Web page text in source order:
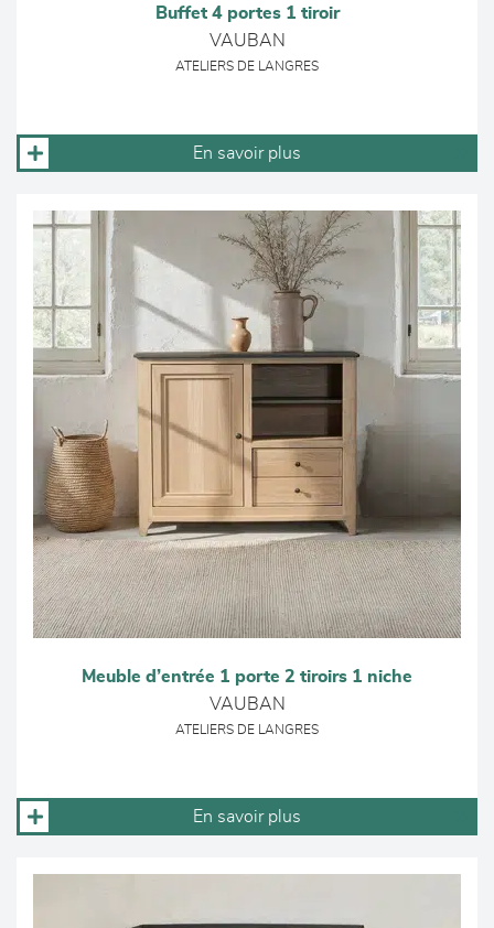
Buffet 4 portes 1 tiroir
VAUBAN
ATELIERS DE LANGRES
En savoir plus
Meuble d’entrée 1 porte 2 tiroirs 1 niche
VAUBAN
ATELIERS DE LANGRES
En savoir plus